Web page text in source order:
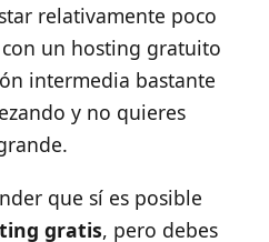
relativamente poco
un hosting gratuito
intermedia bastante
y no quieres
que sí es posible
gratis, pero debes